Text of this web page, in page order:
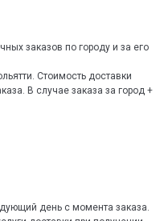
заказов по городу и за его
Стоимость доставки
В случае заказа за город +
день с момента заказа.